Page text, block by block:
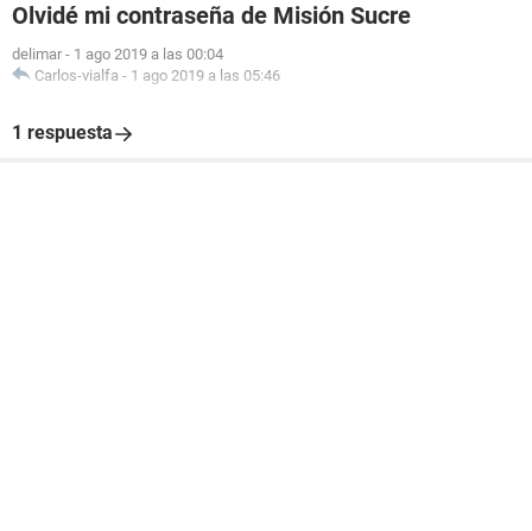
Olvidé mi contraseña de Misión Sucre
delimar - 1 ago 2019 a las 00:04
Carlos-vialfa - 1 ago 2019 a las 05:46
1 respuesta